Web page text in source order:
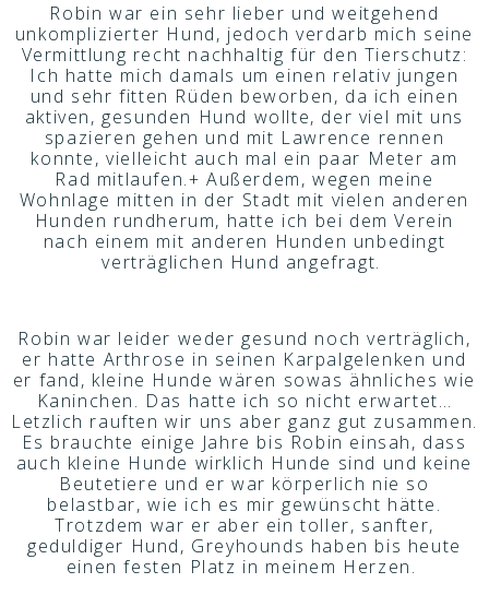
Robin war ein sehr lieber und weitgehend
unkomplizierter Hund, jedoch verdarb mich seine
Vermittlung recht nachhaltig für den Tierschutz:
Ich hatte mich damals um einen relativ jungen
und sehr fitten Rüden beworben, da ich einen
aktiven, gesunden Hund wollte, der viel mit uns
spazieren gehen und mit Lawrence rennen
konnte, vielleicht auch mal ein paar Meter am
Rad mitlaufen.+ Außerdem, wegen meine
Wohnlage mitten in der Stadt mit vielen anderen
Hunden rundherum, hatte ich bei dem Verein
nach einem mit anderen Hunden unbedingt
verträglichen Hund angefragt.
Robin war leider weder gesund noch verträglich,
er hatte Arthrose in seinen Karpalgelenken und
er fand, kleine Hunde wären sowas ähnliches wie
Kaninchen. Das hatte ich so nicht erwartet…
Letzlich rauften wir uns aber ganz gut zusammen.
Es brauchte einige Jahre bis Robin einsah, dass
auch kleine Hunde wirklich Hunde sind und keine
Beutetiere und er war körperlich nie so
belastbar, wie ich es mir gewünscht hätte.
Trotzdem war er aber ein toller, sanfter,
geduldiger Hund, Greyhounds haben bis heute
einen festen Platz in meinem Herzen.